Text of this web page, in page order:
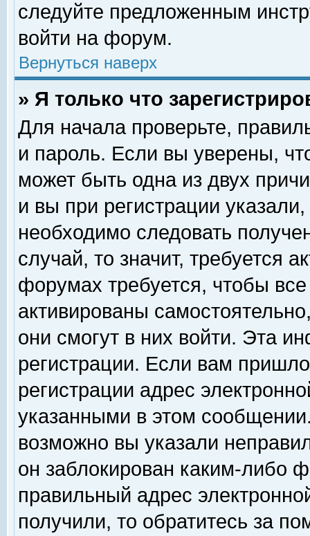
следуйте предложенным
войти на форум.
Вернуться наверх
» Я только что
Для начала проверьте,
и пароль. Если вы уверены,
может быть одна из двух
и вы при регистрации
необходимо следовать
случай, то значит, требуется
форумах требуется, чтобы
активированы
они смогут в них войти. Эта
регистрации. Если вам
регистрации адрес
указанными в этом
возможно вы указали
он заблокирован каким-либо
правильный адрес
получили, то обратитесь за